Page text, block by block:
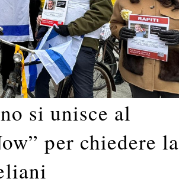
si unisce al
per chiedere la